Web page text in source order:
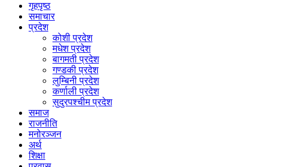
गृहपृष्ठ
समाचार
प्रदेश
कोशी प्रदेश
मधेश प्रदेश
बागमती प्रदेश
गण्डकी प्रदेश
लुम्बिनी प्रदेश
कर्णाली प्रदेश
सुदुरपश्चीम प्रदेश
समाज
राजनीति
मनोरञ्जन
अर्थ
शिक्षा